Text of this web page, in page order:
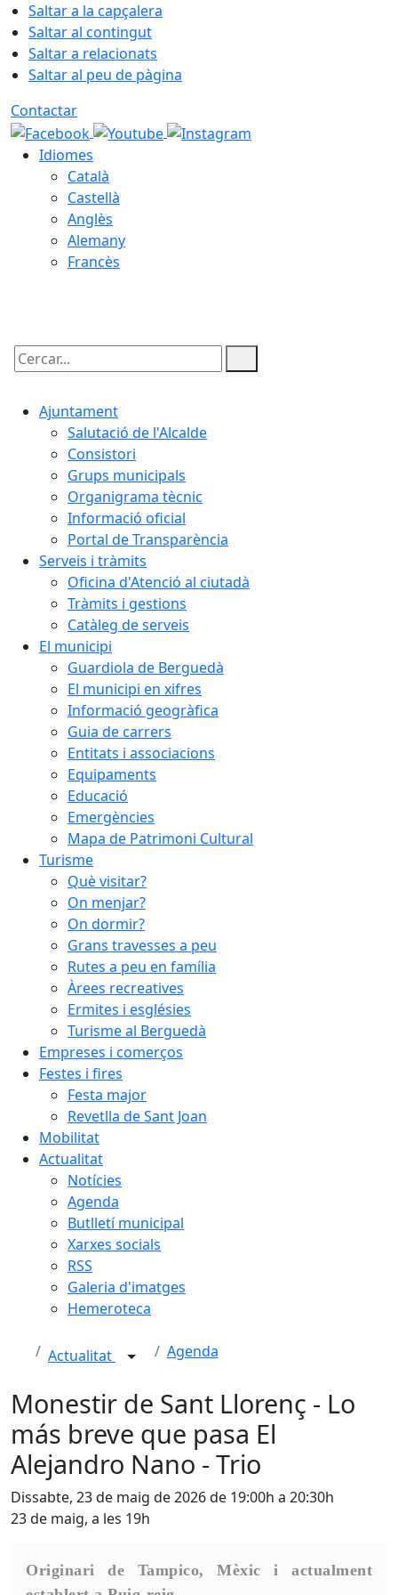
Saltar a la capçalera
Saltar al contingut
Saltar a relacionats
Saltar al peu de pàgina
Contactar
Idiomes
Català
Castellà
Anglès
Alemany
Francès
Cercar:
Ajuntament
Salutació de l'Alcalde
Consistori
Grups municipals
Organigrama tècnic
Informació oficial
Portal de Transparència
Serveis i tràmits
Oficina d'Atenció al ciutadà
Tràmits i gestions
Catàleg de serveis
El municipi
Guardiola de Berguedà
El municipi en xifres
Informació geogràfica
Guia de carrers
Entitats i associacions
Equipaments
Educació
Emergències
Mapa de Patrimoni Cultural
Turisme
Què visitar?
On menjar?
On dormir?
Grans travesses a peu
Rutes a peu en família
Àrees recreatives
Ermites i esglésies
Turisme al Berguedà
Empreses i comerços
Festes i fires
Festa major
Revetlla de Sant Joan
Mobilitat
Actualitat
Notícies
Agenda
Butlletí municipal
Xarxes socials
RSS
Galeria d'imatges
Hemeroteca
Actualitat Agenda
Monestir de Sant Llorenç - Lo
más breve que pasa El
Alejandro Nano - Trio
Dissabte, 23 de maig de 2026 de 19:00h a 20:30h
23 de maig, a les 19h
Originari de Tampico, Mèxic i actualment